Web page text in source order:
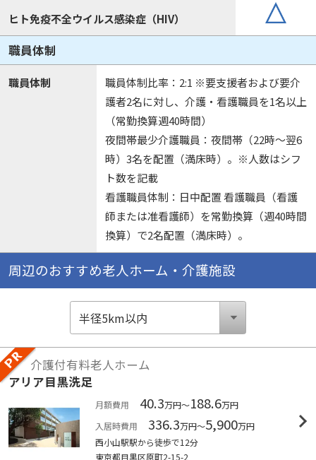
ヒト免疫不全ウイルス感染症（HIV）
職員体制
職員体制
職員体制比率：2:1 ※要支援者および要介
護者2名に対し、介護・看護職員を1名以上
（常勤換算週40時間）
夜間帯最少介護職員：夜間帯（22時～翌6
時）3名を配置（満床時）。※人数はシフ
ト数を記載
看護職員体制：日中配置 看護職員（看護
師または准看護師）を常勤換算（週40時間
換算）で2名配置（満床時）。
周辺のおすすめ老人ホーム・介護施設
介護付有料老人ホーム
アリア目黒洗足
月額費用 40.3万円～188.6万円
入居時費用
336.3万円～5,900万円
西小山駅駅から徒歩で12分
東京都目黒区原町2-15-2